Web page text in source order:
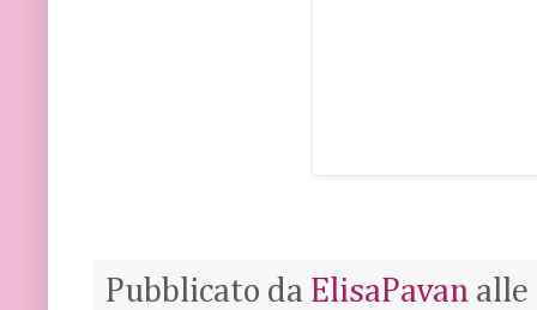
Pubblicato da ElisaPavan alle